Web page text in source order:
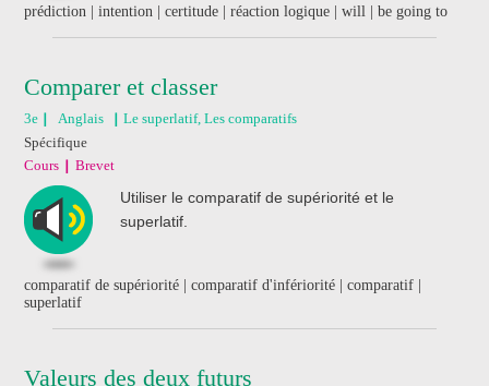
prédiction | intention | certitude | réaction logique | will | be going to
Comparer et classer
3e Anglais
Le superlatif, Les comparatifs
Spécifique
Cours
Brevet
Utiliser le comparatif de supériorité et le
superlatif.
comparatif de supériorité | comparatif d'infériorité | comparatif |
superlatif
Valeurs des deux futurs